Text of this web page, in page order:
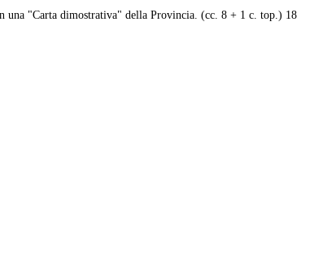
"Carta dimostrativa" della Provincia. (cc. 8 + 1 c. top.) 18